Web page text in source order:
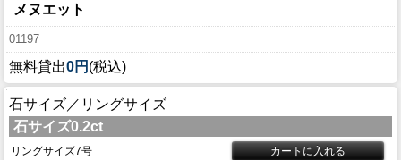
メヌエット
01197
無料貸出0円 (税込)
石サイズ／リングサイズ
石サイズ0.2ct
リングサイズ7号